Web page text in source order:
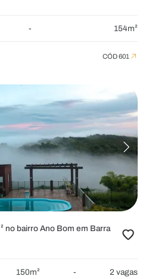
- 154m²
CÓD 601
no bairro Ano Bom em Barra
150m² - 2 vagas